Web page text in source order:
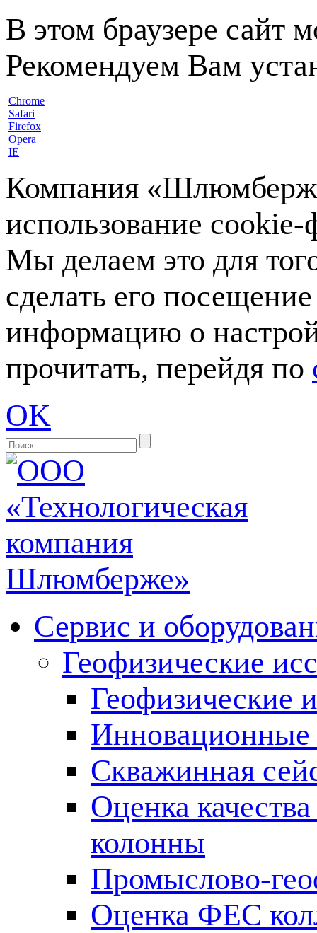
В этом браузере сайт
Рекомендуем Вам
Chrome
Safari
Firefox
Opera
IE
Компания
использование
Мы делаем это для
сделать его
информацию о
прочитать, перейдя по
OK
Сервис и
Геофизические
Геофизические
Инновационные
Скважинная
Оценка
колонны
Промыслово-
Оценка ФЕС